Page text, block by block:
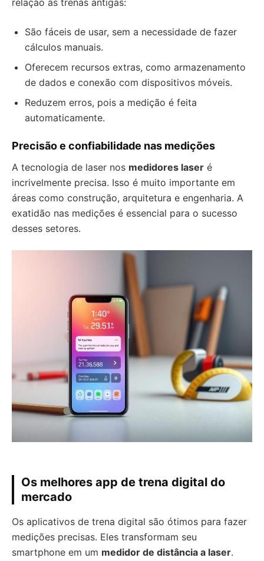
relação às trenas antigas:
São fáceis de usar, sem a necessidade de fazer
cálculos manuais.
Oferecem recursos extras, como armazenamento
de dados e conexão com dispositivos móveis.
Reduzem erros, pois a medição é feita
automaticamente.
Precisão e confiabilidade nas medições
A tecnologia de laser nos medidores laser é
incrivelmente precisa. Isso é muito importante em
áreas como construção, arquitetura e engenharia. A
exatidão nas medições é essencial para o sucesso
desses setores.
Os melhores app de trena digital do
mercado
Os aplicativos de trena digital são ótimos para fazer
medições precisas. Eles transformam seu
smartphone em um medidor de distância a laser.